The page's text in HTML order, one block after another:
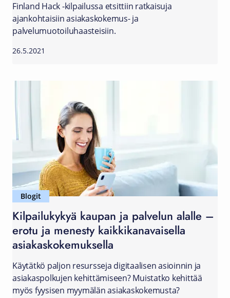
Finland Hack -kilpailussa etsittiin ratkaisuja
ajankohtaisiin asiakaskokemus- ja
palvelumuotoiluhaasteisiin.
26.5.2021
Blogit
Kilpailukykyä kaupan ja palvelun alalle –
erotu ja menesty kaikkikanavaisella
asiakaskokemuksella
Käytätkö paljon resursseja digitaalisen asioinnin ja
asiakaspolkujen kehittämiseen? Muistatko kehittää
myös fyysisen myymälän asiakaskokemusta?